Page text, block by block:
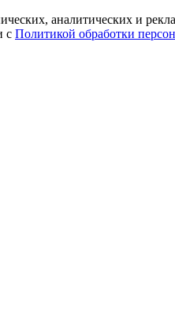
аналитических и
с Политикой обработки